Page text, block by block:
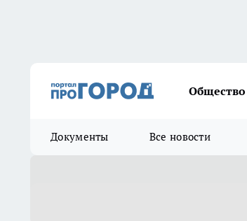
Общество
Документы Все новости